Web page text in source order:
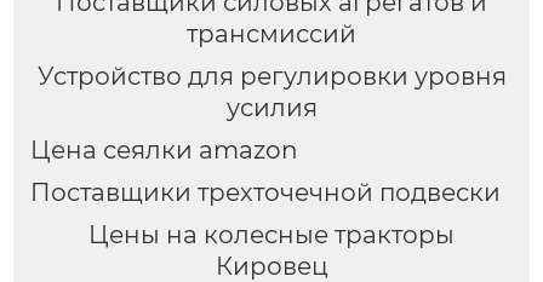
трансмиссий
Устройство для регулировки уровня
усилия
Цена сеялки amazon
Поставщики трехточечной подвески
Цены на колесные тракторы
Кировец